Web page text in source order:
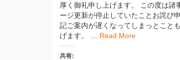
厚く御礼申し上げます。 この度は諸
ージ更新が停止していたことお詫び
記ご案内が遅くなってしまっとこと
げます。 … Read More
共有: